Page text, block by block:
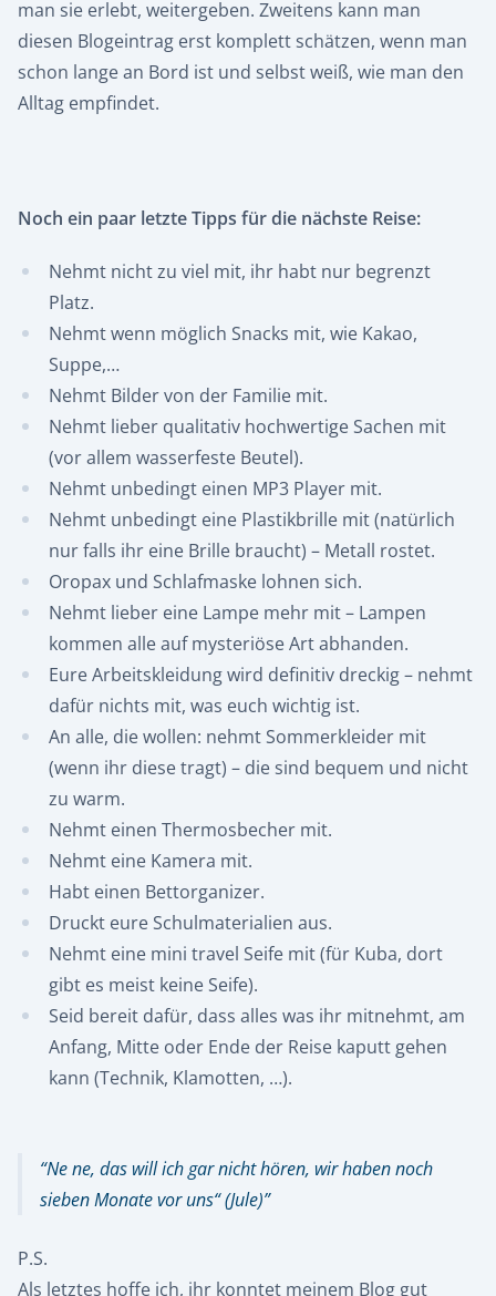
man sie erlebt, weitergeben. Zweitens kann man
diesen Blogeintrag erst komplett schätzen, wenn man
schon lange an Bord ist und selbst weiß, wie man den
Alltag empfindet.
Noch ein paar letzte Tipps für die nächste Reise:
Nehmt nicht zu viel mit, ihr habt nur begrenzt
Platz.
Nehmt wenn möglich Snacks mit, wie Kakao,
Suppe,…
Nehmt Bilder von der Familie mit.
Nehmt lieber qualitativ hochwertige Sachen mit
(vor allem wasserfeste Beutel).
Nehmt unbedingt einen MP3 Player mit.
Nehmt unbedingt eine Plastikbrille mit (natürlich
nur falls ihr eine Brille braucht) – Metall rostet.
Oropax und Schlafmaske lohnen sich.
Nehmt lieber eine Lampe mehr mit – Lampen
kommen alle auf mysteriöse Art abhanden.
Eure Arbeitskleidung wird definitiv dreckig – nehmt
dafür nichts mit, was euch wichtig ist.
An alle, die wollen: nehmt Sommerkleider mit
(wenn ihr diese tragt) – die sind bequem und nicht
zu warm.
Nehmt einen Thermosbecher mit.
Nehmt eine Kamera mit.
Habt einen Bettorganizer.
Druckt eure Schulmaterialien aus.
Nehmt eine mini travel Seife mit (für Kuba, dort
gibt es meist keine Seife).
Seid bereit dafür, dass alles was ihr mitnehmt, am
Anfang, Mitte oder Ende der Reise kaputt gehen
kann (Technik, Klamotten, …).
Ne ne, das will ich gar nicht hören, wir haben noch
sieben Monate vor uns“ (Jule)
P.S.
Als letztes hoffe ich, ihr konntet meinem Blog gut